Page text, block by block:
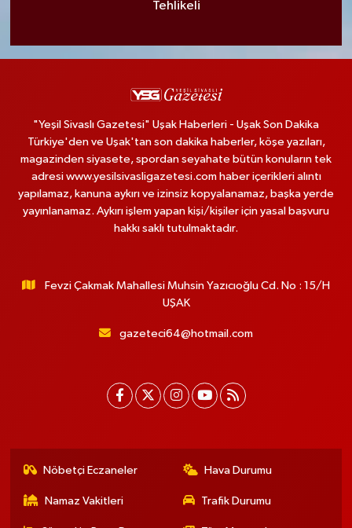
Tehlikeli
"Yeşil Sivaslı Gazetesi" Uşak Haberleri - Uşak Son Dakika
Türkiye'den ve Uşak'tan son dakika haberler, köşe yazıları,
magazinden siyasete, spordan seyahate bütün konuların tek
adresi www.yesilsivasligazetesi.com haber içerikleri alıntı
yapılamaz, kanuna aykırı ve izinsiz kopyalanamaz, başka yerde
yayınlanamaz. Aykırı işlem yapan kişi/kişiler için yasal başvuru
hakkı saklı tutulmaktadır.
Fevzi Çakmak Mahallesi Muhsin Yazıcıoğlu Cd. No : 15/H
UŞAK
gazeteci64@hotmail.com
Nöbetçi Eczaneler Hava Durumu
Namaz Vakitleri Trafik Durumu